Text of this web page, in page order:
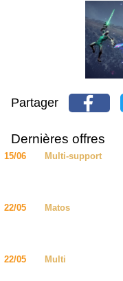
Partager
Dernières offres
15/06 Multi-support
22/05 Matos
22/05 Multi